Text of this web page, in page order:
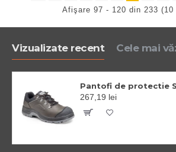
Afişare 97 - 120 din 233 (10
Vizualizate recent Cele mai
267,19 lei